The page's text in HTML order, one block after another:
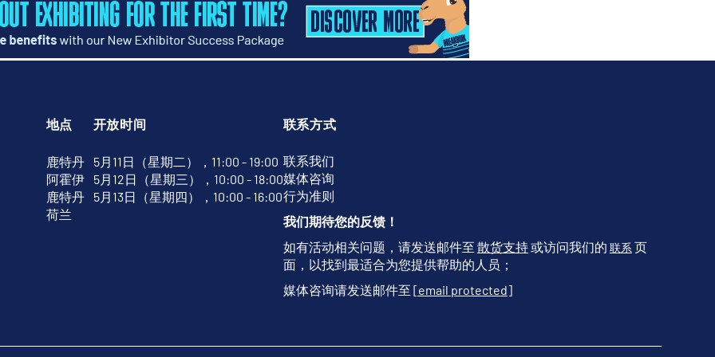
地点
鹿特丹
阿霍伊
鹿特丹
荷兰
开放时间
5月11日（星期二），11:00 - 19:00
5月12日（星期三），10:00 - 18:00
5月13日（星期四），10:00 - 16:00
联系方式
联系我们
媒体咨询
行为准则
我们期待您的反馈！
如有活动相关问题，请发送邮件至 散货支持或访问我们的 联系 页
面，以找到最适合为您提供帮助的人员；
媒体咨询请发送邮件至 [email protected]